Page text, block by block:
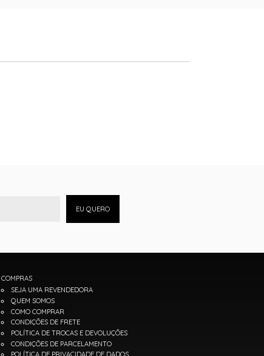
EU QUERO
COMPRAS
SEJA UMA REVENDEDORA
QUEM SOMOS
COMO COMPRAR
CONDIÇÕES DE FRETE
POLÍTICA DE TROCAS E DEVOLUÇÕES
CONDIÇÕES DE PARCELAMENTO